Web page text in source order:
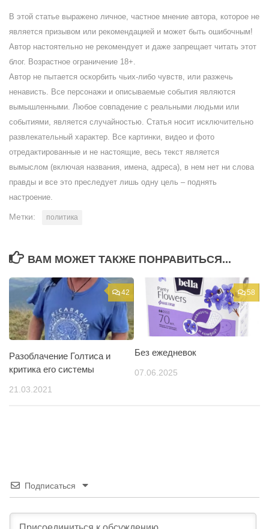
В этой статье выражено личное, частное мнение автора, которое не
является призывом или рекомендацией и может быть ошибочным!
Автор настоятельно не рекомендует и даже запрещает читать этот
блог. Возрастное ограничение 18+.
Автор не пытается оскорбить чьих-либо чувств, или разжечь
ненависть. Все персонажи и описываемые события являются
вымышленными. Любое совпадение с реальными людьми или
событиями, является случайностью. Статья носит исключительно
развлекательный характер. Все картинки, видео и фото
отредактированные и не настоящие, весь текст является
вымыслом (включая названия, имена, адреса), в нем нет ни слова
правды и все это преследует лишь одну цель – поднять
настроение.
Метки: политика
ВАМ МОЖЕТ ТАКЖЕ ПОНРАВИТЬСЯ...
42
Разоблачение Голтиса и
критика его системы
21.03.2021
58
Без ежедневок
07.06.2025
Подписаться